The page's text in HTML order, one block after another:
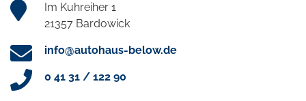
Im Kuhreiher 1
21357 Bardowick
info@autohaus-below.de
0 41 31 / 122 90